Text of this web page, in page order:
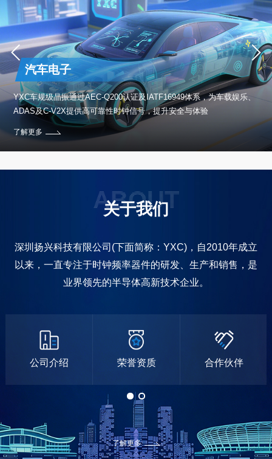
汽车电子
YXC车规级晶振通过AEC-Q200认证及IATF16949体系，为车载娱乐、
ADAS及C-V2X提供高可靠性时钟信号，提升安全与体验
了解更多
ABOUT
关于我们
深圳扬兴科技有限公司(下面简称：YXC)，自2010年成立
以来，一直专注于时钟频率器件的研发、生产和销售，是
业界领先的半导体高新技术企业。
公司介绍 荣誉资质 合作伙伴
了解更多